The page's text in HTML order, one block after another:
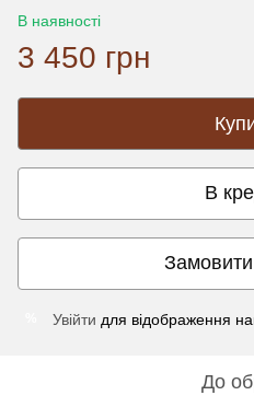
В наявності
3 450 грн
В
Увійти для відображення
До